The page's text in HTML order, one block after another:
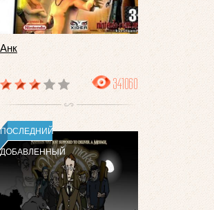
Анк
341060
ПОСЛЕДНИЙ
ДОБАВЛЕННЫЙ